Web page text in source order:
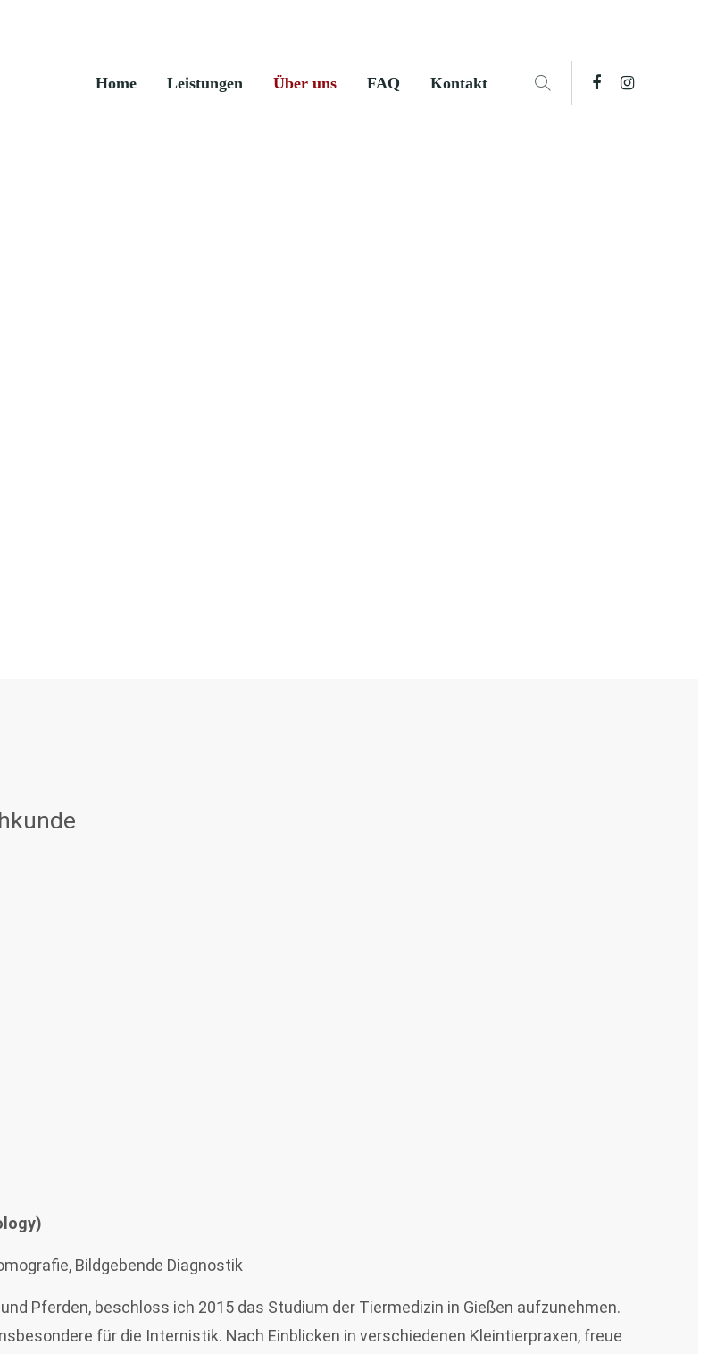
Home Leistungen Über uns FAQ Kontakt
Bildgebende Diagnostik
Pferden, beschloss ich 2015 das Studium der Tiermedizin in Gießen aufzunehmen.
für die Internistik. Nach Einblicken in verschiedenen Kleintierpraxen, freue